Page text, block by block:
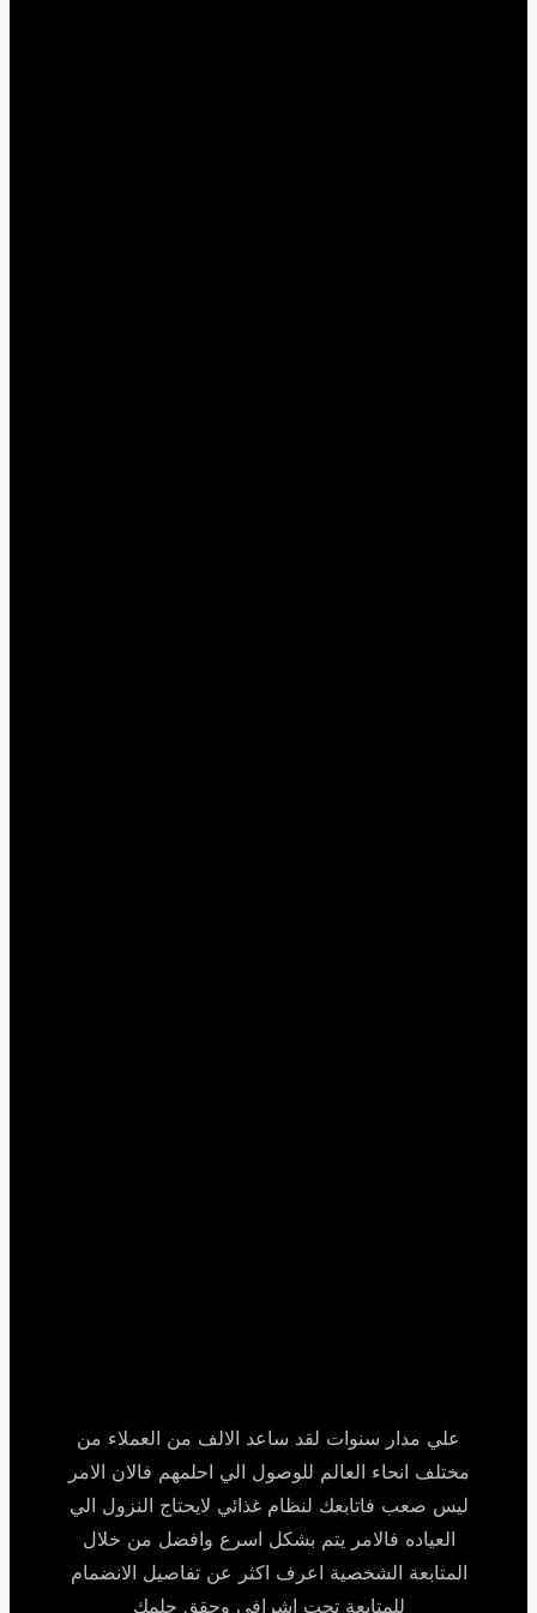
علي مدار سنوات لقد ساعد الالف من العملاء من
مختلف انحاء العالم للوصول الي احلمهم فالان الامر
ليس صعب فاتابعك لنظام غذائي لايحتاج النزول الي
العياده فالامر يتم بشكل اسرع وافضل من خلال
المتابعة الشخصية اعرف اكثر عن تفاصيل الانضمام
للمتابعة تحت اشرافي وحقق حلمك